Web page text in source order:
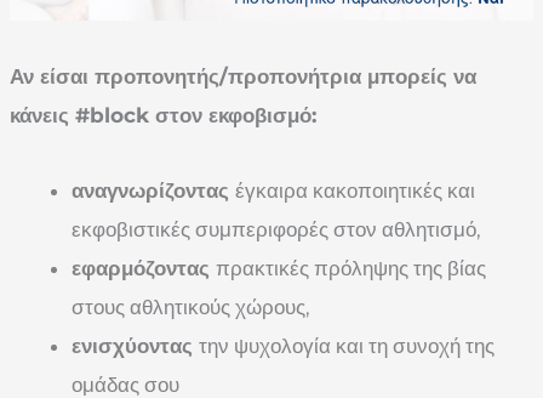
Αν είσαι προπονητής/προπονήτρια μπορείς να
κάνεις #block στον εκφοβισμό:
αναγνωρίζοντας έγκαιρα κακοποιητικές και
εκφοβιστικές συμπεριφορές στον αθλητισμό,
εφαρμόζοντας πρακτικές πρόληψης της βίας
στους αθλητικούς χώρους,
ενισχύοντας την ψυχολογία και τη συνοχή της
ομάδας σου